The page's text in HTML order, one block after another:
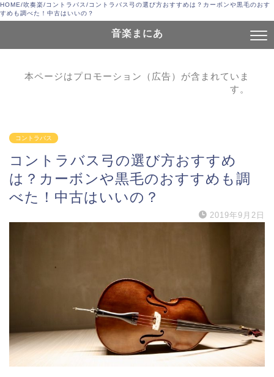
HOME/吹奏楽/コントラバス /コントラバス弓の選び方おすすめは？カーボンや黒毛のおす
すめも調べた！中古はいいの？
音楽まにあ
本ページはプロモーション（広告）が含まれていま
す。
コントラバス
コントラバス弓の選び方おすすめ
は？カーボンや黒毛のおすすめも調
べた！中古はいいの？
2019年9月2日